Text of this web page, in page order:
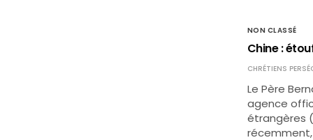
NON CLASSÉ
Chine :
CHRÉTIENS
Le Père
agence
étrangères